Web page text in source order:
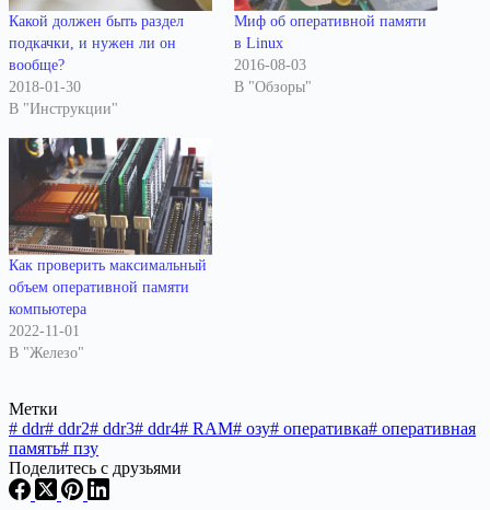
Какой должен быть раздел
подкачки, и нужен ли он
вообще?
2018-01-30
В "Инструкции"
Миф об оперативной памяти
в Linux
2016-08-03
В "Обзоры"
Как проверить максимальный
объем оперативной памяти
компьютера
2022-11-01
В "Железо"
Метки
# ddr# ddr2# ddr3# ddr4# RAM# озу# оперативка# оперативная
память# пзу
Поделитесь с друзьями